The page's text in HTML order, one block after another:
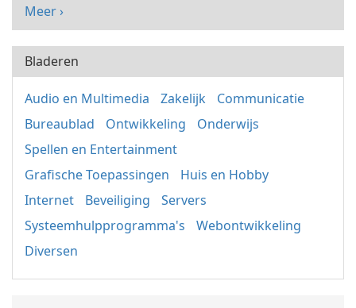
Meer ›
Bladeren
Audio en Multimedia Zakelijk
Communicatie
Bureaublad
Ontwikkeling
Onderwijs
Spellen en Entertainment
Grafische Toepassingen
Huis en Hobby
Internet
Beveiliging
Servers
Systeemhulpprogramma's
Webontwikkeling
Diversen